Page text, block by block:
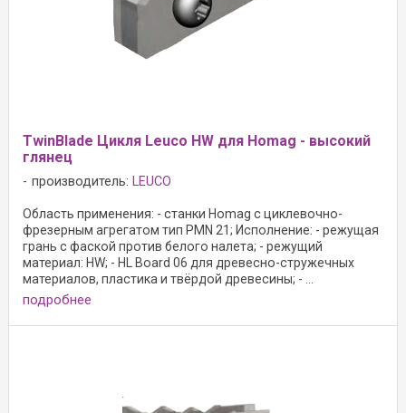
TwinBlade Цикля Leuco HW для Homag - высокий
глянец
производитель: LEUCO
Область применения: - станки Homag с циклевочно-
фрезерным агрегатом тип PMN 21; Исполнение: - режущая
грань с фаской против белого налета; - режущий
материал: HW; - HL Board 06 для древесно-стружечных
материалов, пластика и твёрдой древесины; - ...
подробнее